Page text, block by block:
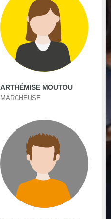
ARTHÉMISE MOUTOU
MARCHEUSE